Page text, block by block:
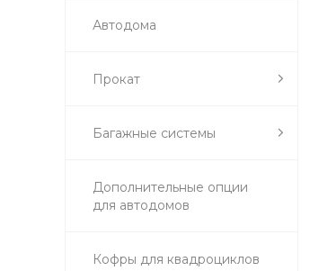
Автодома
Прокат
Багажные системы
Дополнительные опции
для автодомов
Кофры для квадроциклов